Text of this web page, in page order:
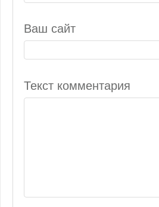
Ваш сайт
Текст комментария